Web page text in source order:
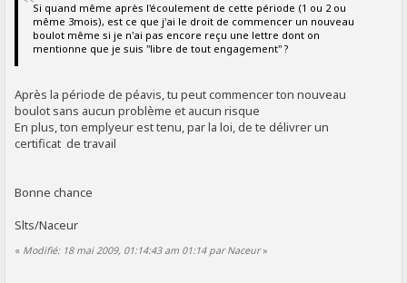
Si quand même après l'écoulement de cette période (1 ou 2 ou
même 3mois), est ce que j'ai le droit de commencer un nouveau
boulot même si je n'ai pas encore reçu une lettre dont on
mentionne que je suis "libre de tout engagement" ?
Après la période de péavis, tu peut commencer ton nouveau
boulot sans aucun problème et aucun risque
En plus, ton emplyeur est tenu, par la loi, de te délivrer un
certificat de travail
Bonne chance
Slts/Naceur
« Modifié: 18 mai 2009, 01:14:43 am 01:14 par Naceur»